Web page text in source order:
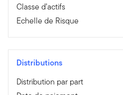
Classe d’actifs
Echelle de Risque
Distributions
Distribution par part